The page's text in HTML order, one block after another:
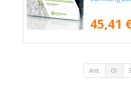
45,41
Ant. 01